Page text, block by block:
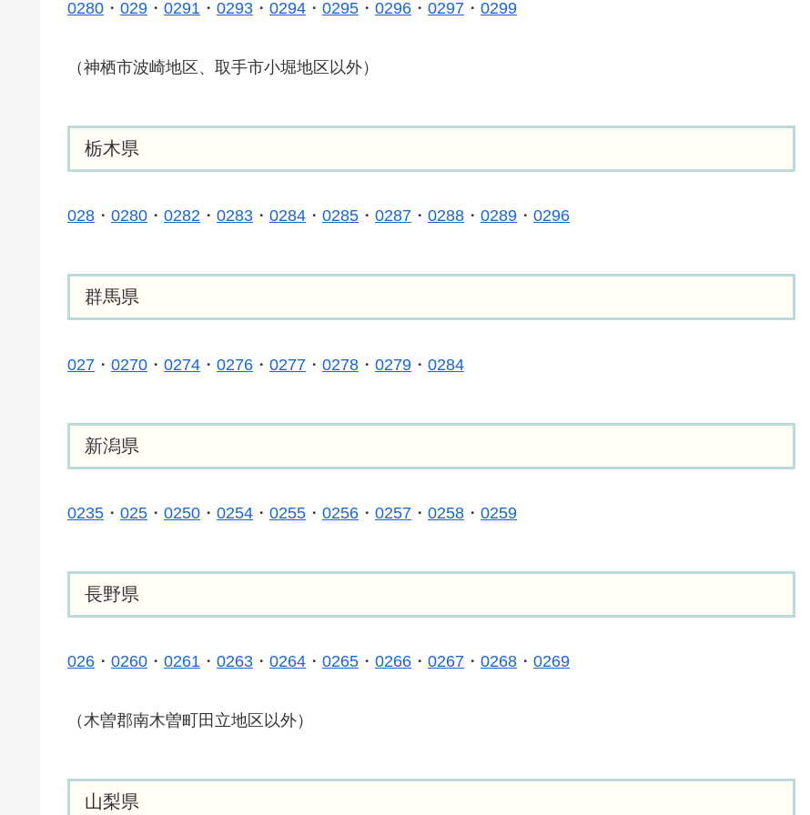
0280 ・ 029 ・ 0291 ・ 0293 ・ 0294 ・ 0295 ・ 0296 ・ 0297 ・ 0299
（神栖市波崎地区、取手市小堀地区以外）
栃木県
028 ・ 0280 ・ 0282 ・ 0283 ・ 0284 ・ 0285 ・ 0287 ・ 0288 ・ 0289 ・ 0296
群馬県
027 ・ 0270 ・ 0274 ・ 0276 ・ 0277 ・ 0278 ・ 0279 ・ 0284
新潟県
0235 ・ 025 ・ 0250 ・ 0254 ・ 0255 ・ 0256 ・ 0257 ・ 0258 ・ 0259
長野県
026 ・ 0260 ・ 0261 ・ 0263 ・ 0264 ・ 0265 ・ 0266 ・ 0267 ・ 0268 ・ 0269
（木曽郡南木曽町田立地区以外）
山梨県